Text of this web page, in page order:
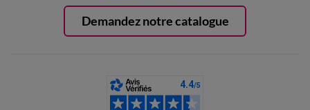
Demandez notre catalogue